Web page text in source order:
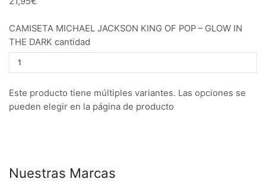
CAMISETA MICHAEL JACKSON KING OF POP – GLOW IN
THE DARK cantidad
Este producto tiene múltiples variantes. Las opciones se
pueden elegir en la página de producto
Nuestras Marcas